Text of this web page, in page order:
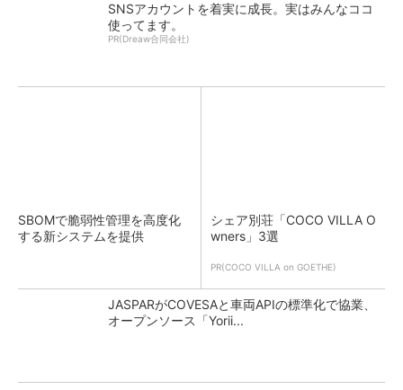
SNSアカウントを着実に成長。実はみんなココ
使ってます。
PR(Dreaw合同会社)
SBOMで脆弱性管理を高度化
する新システムを提供
シェア別荘「COCO VILLA O
wners」3選
PR(COCO VILLA on GOETHE)
JASPARがCOVESAと車両APIの標準化で協業、
オープンソース「Yorii...